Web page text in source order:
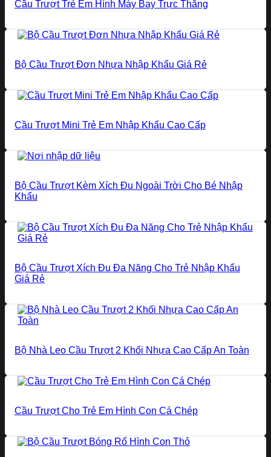
Cầu Trượt Trẻ Em Hình Máy Bay Trực Thăng
Bộ Cầu Trượt Đơn Nhựa Nhập Khẩu Giá Rẻ
Cầu Trượt Mini Trẻ Em Nhập Khẩu Cao Cấp
Bộ Cầu Trượt Kèm Xích Đu Ngoài Trời Cho Bé Nhập
Khẩu
Bộ Cầu Trượt Xích Đu Đa Năng Cho Trẻ Nhập Khẩu
Giá Rẻ
Bộ Nhà Leo Cầu Trượt 2 Khối Nhựa Cao Cấp An Toàn
Cầu Trượt Cho Trẻ Em Hình Con Cá Chép